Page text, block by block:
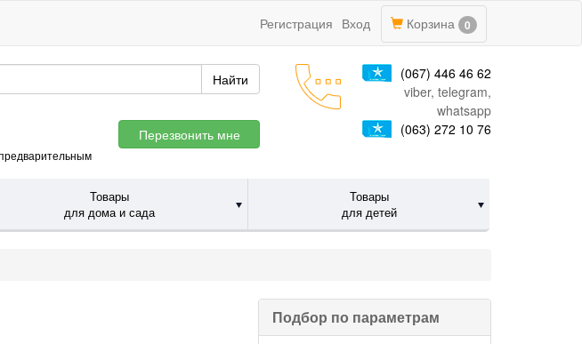
Корзина 0
Регистрация Вход
(067) 446 46 62
viber, telegram,
whatsapp
(063) 272 10 76
Перезвонить мне
Найти
Товары
для дома и сада
Товары
для детей
Подбор по параметрам